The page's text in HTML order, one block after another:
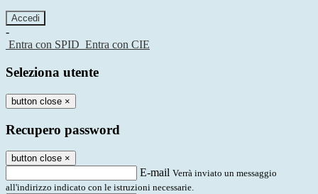
-
Entra con SPID Entra con CIE
Seleziona utente
button close ×
Recupero password
button close ×
E-mail Verrà inviato un messaggio
all'indirizzo indicato con le istruzioni necessarie.